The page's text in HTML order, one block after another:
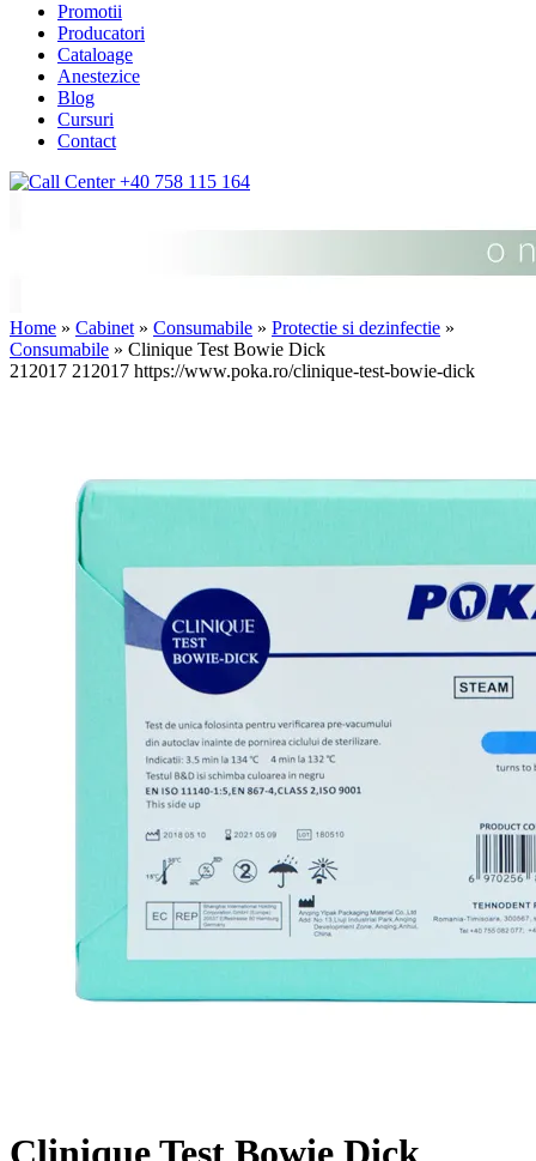
Promotii
Producatori
Cataloage
Anestezice
Blog
Cursuri
Contact
+40 758 115 164
Home » Cabinet » Consumabile » Protectie si dezinfectie »
Consumabile » Clinique Test Bowie Dick
212017 212017 https://www.poka.ro/clinique-test-bowie-dick